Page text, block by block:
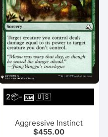
2📦-NM 🇺🇸
Aggressive Instinct
$455.00